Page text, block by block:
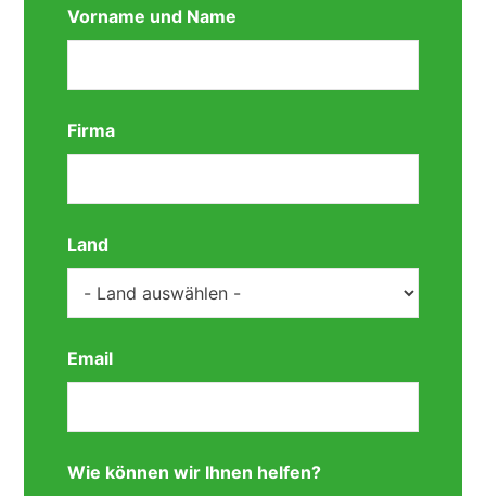
Vorname und Name
Firma
Land
Email
Wie können wir Ihnen helfen?